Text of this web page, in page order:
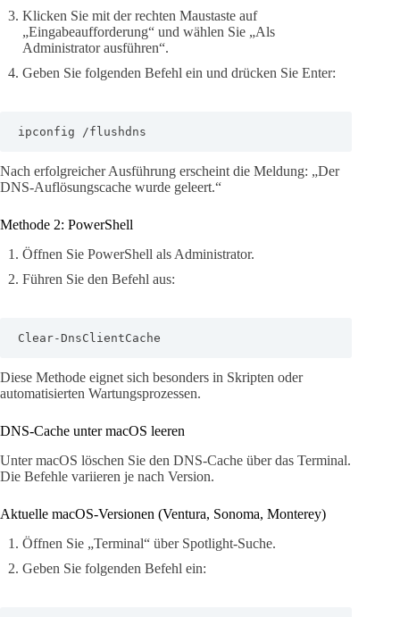
Klicken Sie mit der rechten Maustaste auf
„Eingabeaufforderung“ und wählen Sie „Als
Administrator ausführen“.
Geben Sie folgenden Befehl ein und drücken Sie Enter:
ipconfig /flushdns
Nach erfolgreicher Ausführung erscheint die Meldung: „Der
DNS-Auflösungscache wurde geleert.“
Methode 2: PowerShell
Öffnen Sie PowerShell als Administrator.
Führen Sie den Befehl aus:
Clear-DnsClientCache
Diese Methode eignet sich besonders in Skripten oder
automatisierten Wartungsprozessen.
DNS-Cache unter macOS leeren
Unter macOS löschen Sie den DNS-Cache über das Terminal.
Die Befehle variieren je nach Version.
Aktuelle macOS-Versionen (Ventura, Sonoma, Monterey)
Öffnen Sie „Terminal“ über Spotlight-Suche.
Geben Sie folgenden Befehl ein: